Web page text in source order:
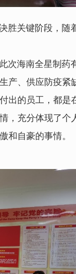
胜关键阶段，随
次海南全星制药
产、供应防疫紧
出的员工，都是
，充分体现了个
和自豪的事情。